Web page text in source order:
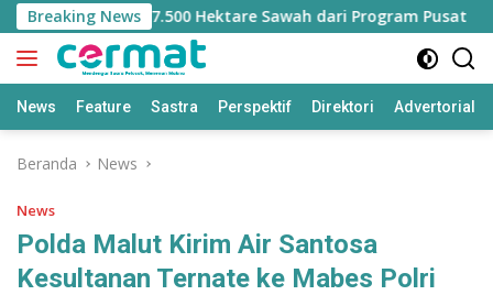
Langsung
ke
konten
Breaking News
Jatah 7.500 Hektare Sawah dari Program Pusat
News Feature Sastra Perspektif Direktori Advertorial
Beranda News
News
Polda Malut Kirim Air Santosa
Kesultanan Ternate ke Mabes Polri